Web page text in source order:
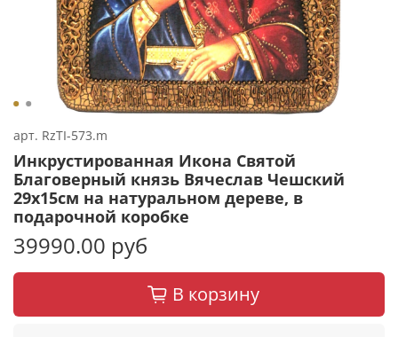
арт. RzTI-573.m
Инкрустированная Икона Святой
Благоверный князь Вячеслав Чешский
29х15см на натуральном дереве, в
подарочной коробке
39990.00 руб
В корзину